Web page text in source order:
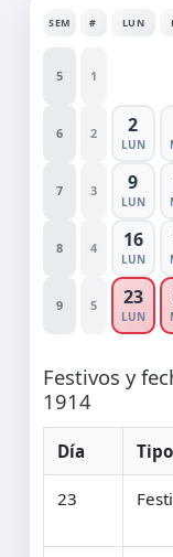
SEM # LUN
5 1
6 2 2
LUN
7 3 9
LUN
8 4 16
LUN
9 5 23
LUN
Festivos y
1914
Día Tipo
23